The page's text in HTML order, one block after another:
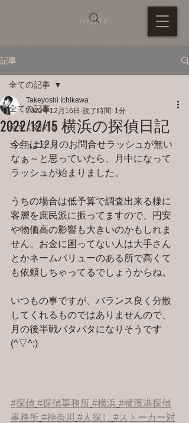
HOME
記事
全ての記事
今すぐ始める
コミュニティ
全ての記事
2022/12/15 横浜の探偵日記
Takeyoshi Ichikawa
2022年12月16日 読了時間: 1分
今年は12月のお問合せラッシュが無い
なぁ～と思っていたら、月中になって
ラッシュが始まりました。
うちの場合は低予算で調査出来る様に
客層を庶民派に振ってますので、円安
や物価高の影響も大きいのかもしれま
せん。お金に困ってない人は大手さん
とかネームバリューのある所で高くて
も依頼しちゃってるでしょうからね。
いつもの事ですが、バランス良く分散
してくれるものではありませんので、
月の後半戦バタバタになりそうです
(^▽^;)
#探偵 #探偵事務所 #横浜 #横濱港探偵
事務所 #神奈川 #人探し #ストーカー対